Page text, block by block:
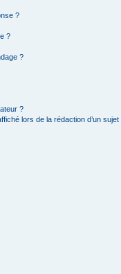
?
?
?
?
lors de la rédaction d’un sujet